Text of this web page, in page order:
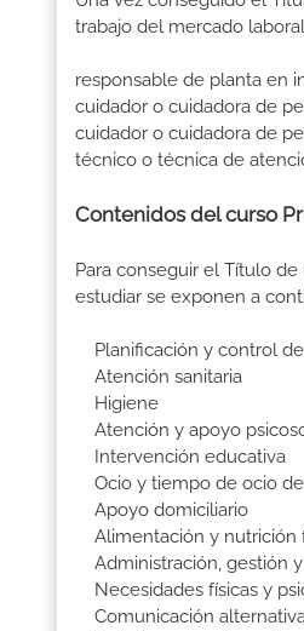
trabajo del mercado
responsable de planta en
cuidador o cuidadora de
cuidador o cuidadora de
técnico o técnica de
Contenidos del curso
Para conseguir el Título
estudiar se exponen a
Planificación y control
Atención sanitaria
Higiene
Atención y apoyo
Intervención educativa
Ocio y tiempo de ocio
Apoyo domiciliario
Alimentación y nutrición
Administración, gestión
Necesidades físicas y
Comunicación